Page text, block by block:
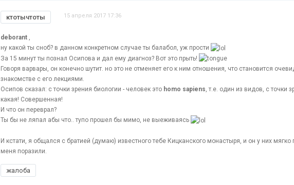
ктотычтоты 15 апреля 2017 17:36
deborant ,
ну какой ты сноб? в данном конкретном случае ты балабол, уж прости
За 15 минут ты познал Осипова и дал ему диагноз? Вот это прыть!
Говоря варвары, он конечно шутит. но это не отменяет его к ним отношения, что становится
знакомстве с его лекциями.
Осипов сказал: с точки зрения биологии - человек это homo sapiens, т.е. один из видов, с точки
какая! Совершенная!
И что он переврал?
Ты бы не ляпал абы что.. тупо прошел бы мимо, не выеживаясь
И кстати, я общался с братией (думаю) известного тебе Кицканского монастыря, и он у них
меня поразили.
жалоба